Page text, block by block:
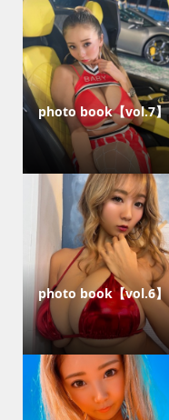
photo book【vol.7】
photo book【vol.6】